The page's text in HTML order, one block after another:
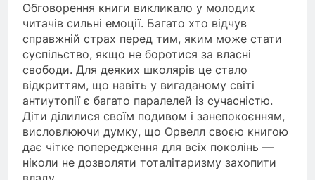
Обговорення книги викликало у молодих
читачів сильні емоції. Багато хто відчув
справжній страх перед тим, яким може стати
суспільство, якщо не боротися за власні
свободи. Для деяких школярів це стало
відкриттям, що навіть у вигаданому світі
антиутопії є багато паралелей із сучасністю.
Діти ділилися своїм подивом і занепокоєнням,
висловлюючи думку, що Орвелл своєю книгою
дає чітке попередження для всіх поколінь —
ніколи не дозволяти тоталітаризму захопити